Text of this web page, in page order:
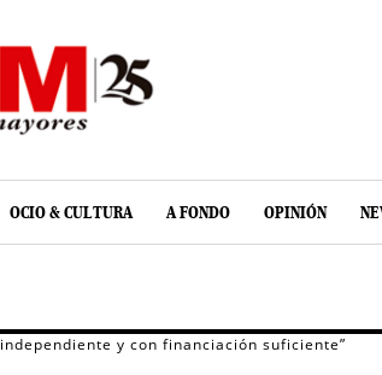
OCIO & CULTURA A FONDO OPINIÓN
y con financiación suficiente”